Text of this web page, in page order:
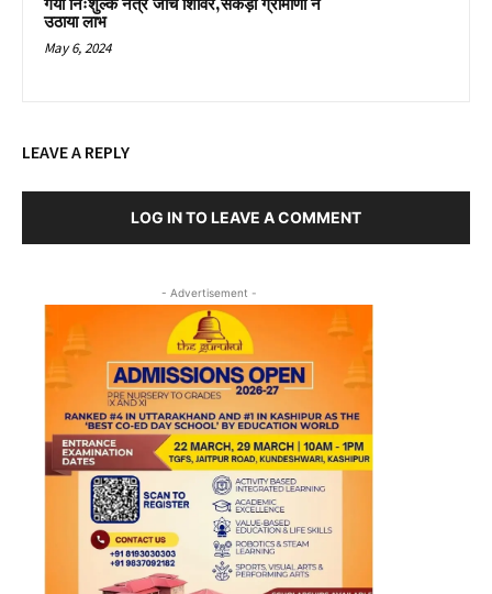
गया निःशुल्क नेत्र जाँच शिविर,सैंकड़ों ग्रामीणों ने
उठाया लाभ
May 6, 2024
LEAVE A REPLY
LOG IN TO LEAVE A COMMENT
- Advertisement -